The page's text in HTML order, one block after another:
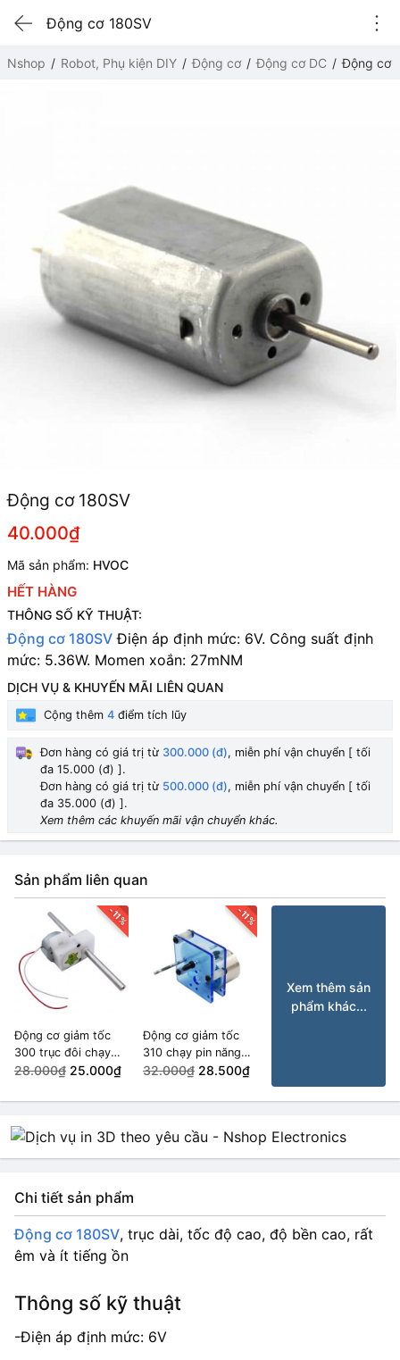
Động cơ 180SV
Nshop Robot, Phụ kiện DIY Động cơ Động cơ DC Động cơ
Động cơ 180SV
40.000₫
Mã sản phẩm: HVOC
HẾT HÀNG
THÔNG SỐ KỸ THUẬT:
Động cơ 180SV Điện áp định mức: 6V. Công suất định
mức: 5.36W. Momen xoắn: 27mNM
DỊCH VỤ & KHUYẾN MÃI LIÊN QUAN
Cộng thêm 4 điểm tích lũy
Đơn hàng có giá trị từ 300.000 (đ), miễn phí vận chuyển [ tối
đa 15.000 (đ) ].
Đơn hàng có giá trị từ 500.000 (đ), miễn phí vận chuyển [ tối
đa 35.000 (đ) ].
Xem thêm các khuyến mãi vận chuyển khác.
Sản phẩm liên quan
-11%
Động cơ giảm tốc
300 trục đôi chạy
pin năng lượng mặt
28.000₫ 25.000₫
-11%
Động cơ giảm tốc
310 chạy pin năng
lượng mặt trời
32.000₫ 28.500₫
Xem thêm sản
phẩm khác...
Chi tiết sản phẩm
Động cơ 180SV, trục dài, tốc độ cao, độ bền cao, rất
êm và ít tiếng ồn
Thông số kỹ thuật
-Điện áp định mức: 6V